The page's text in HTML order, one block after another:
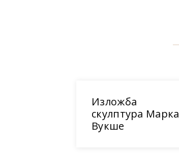
Изложба
скулптура Марка
Вукше